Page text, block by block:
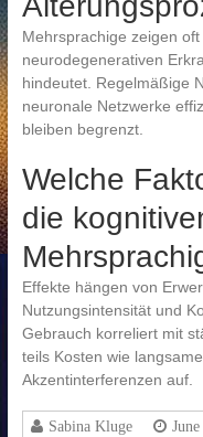
Mehrsprachige zeigen
neurodegenerativen
hindeutet. Regelmäßige
neuronale Netzwerke
bleiben begrenzt.
Welche
die
Effekte hängen von
Nutzungsintensität und
Gebrauch korreliert mit
teils Kosten wie
Akzentinterferenzen auf.
Sabina Kluge